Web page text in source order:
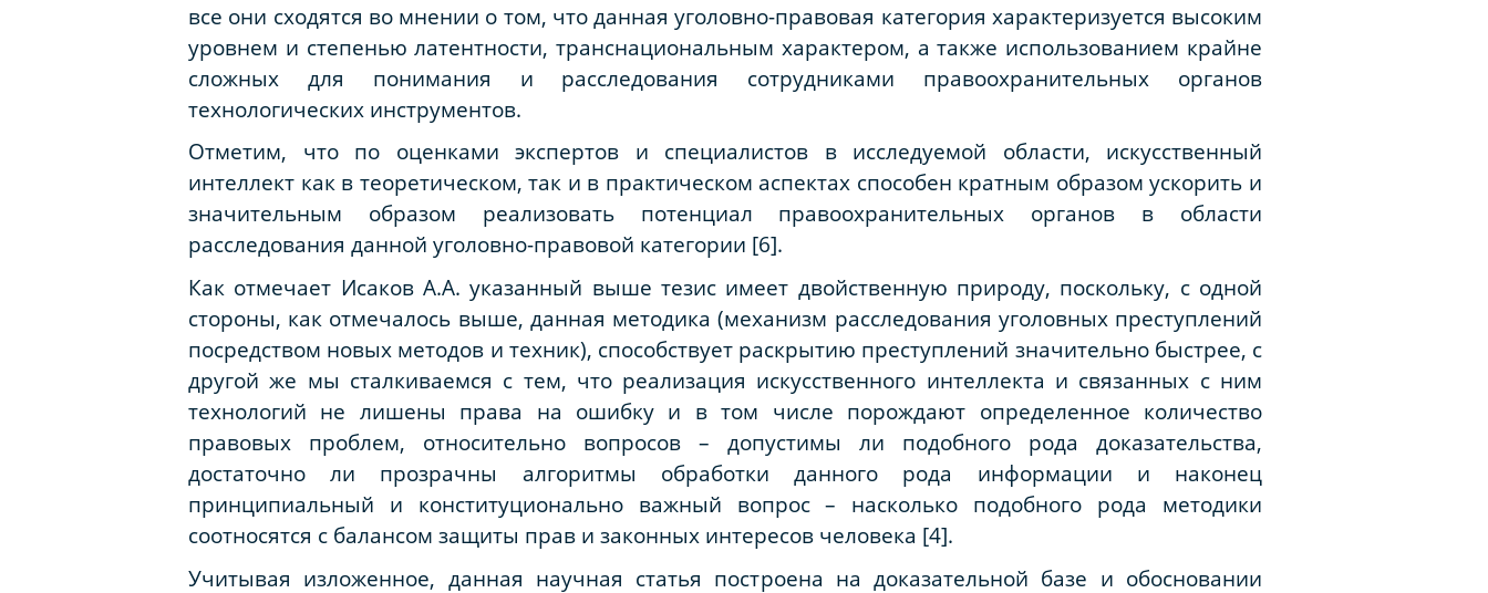
все они сходятся во мнении о том, что данная уголовно-правовая категория характеризуется высоким
уровнем и степенью латентности, транснациональным характером, а также использованием крайне
сложных для понимания и расследования сотрудниками правоохранительных органов
технологических инструментов.
Отметим, что по оценками экспертов и специалистов в исследуемой области, искусственный
интеллект как в теоретическом, так и в практическом аспектах способен кратным образом ускорить и
значительным образом реализовать потенциал правоохранительных органов в области
расследования данной уголовно-правовой категории [6].
Как отмечает Исаков А.А. указанный выше тезис имеет двойственную природу, поскольку, с одной
стороны, как отмечалось выше, данная методика (механизм расследования уголовных преступлений
посредством новых методов и техник), способствует раскрытию преступлений значительно быстрее, с
другой же мы сталкиваемся с тем, что реализация искусственного интеллекта и связанных с ним
технологий не лишены права на ошибку и в том числе порождают определенное количество
правовых проблем, относительно вопросов – допустимы ли подобного рода доказательства,
достаточно ли прозрачны алгоритмы обработки данного рода информации и наконец
принципиальный и конституционально важный вопрос – насколько подобного рода методики
соотносятся с балансом защиты прав и законных интересов человека [4].
Учитывая изложенное, данная научная статья построена на доказательной базе и обосновании